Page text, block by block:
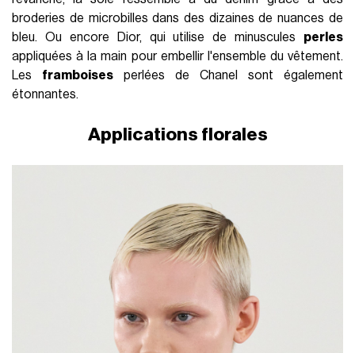
broderies de microbilles dans des dizaines de nuances de
bleu. Ou encore Dior, qui utilise de minuscules perles
appliquées à la main pour embellir l'ensemble du vêtement.
Les framboises perlées de Chanel sont également
étonnantes.
Applications florales